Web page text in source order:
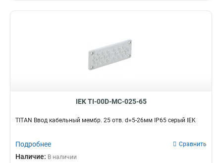
IEK TI-00D-MC-025-65
TITAN Ввод кабельный мембр. 25 отв. d=5-26мм IP65 серый IEK
Подробнее Сравнить
Наличие: В наличии